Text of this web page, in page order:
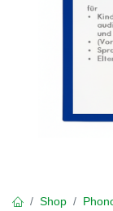
Shop